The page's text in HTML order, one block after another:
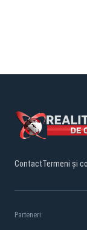
ContactTermeni și
Parteneri: